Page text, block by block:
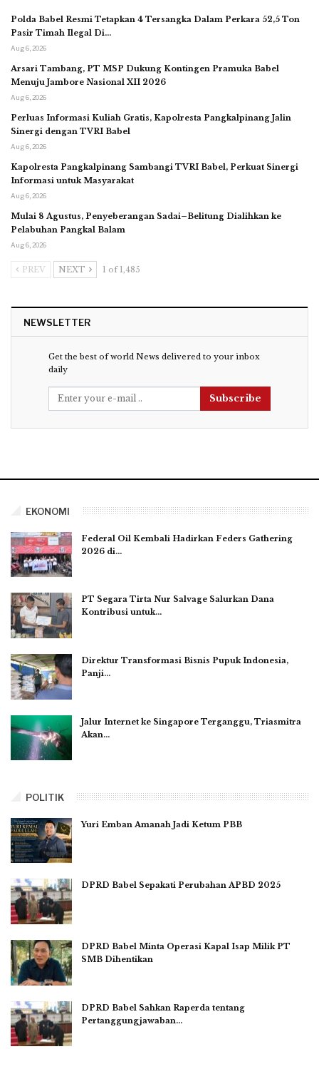
Polda Babel Resmi Tetapkan 4 Tersangka Dalam Perkara 52,5 Ton
Pasir Timah Ilegal Di…
Aug 6, 2026
Arsari Tambang, PT MSP Dukung Kontingen Pramuka Babel
Menuju Jambore Nasional XII 2026
Aug 6, 2026
Perluas Informasi Kuliah Gratis, Kapolresta Pangkalpinang Jalin
Sinergi dengan TVRI Babel
Aug 6, 2026
Kapolresta Pangkalpinang Sambangi TVRI Babel, Perkuat Sinergi
Informasi untuk Masyarakat
Aug 6, 2026
Mulai 8 Agustus, Penyeberangan Sadai–Belitung Dialihkan ke
Pelabuhan Pangkal Balam
Aug 6, 2026
PREV NEXT 1 of 1,485
NEWSLETTER
Get the best of world News delivered to your inbox
daily
Subscribe
EKONOMI
Federal Oil Kembali Hadirkan Feders Gathering
2026 di…
PT Segara Tirta Nur Salvage Salurkan Dana
Kontribusi untuk…
Direktur Transformasi Bisnis Pupuk Indonesia,
Panji…
Jalur Internet ke Singapore Terganggu, Triasmitra
Akan…
POLITIK
Yuri Emban Amanah Jadi Ketum PBB
DPRD Babel Sepakati Perubahan APBD 2025
DPRD Babel Minta Operasi Kapal Isap Milik PT
SMB Dihentikan
DPRD Babel Sahkan Raperda tentang
Pertanggungjawaban…